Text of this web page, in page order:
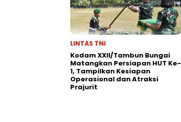
LINTAS TNI
Kodam XXII/Tambun Bungai
Matangkan Persiapan HUT Ke-
1, Tampilkan Kesiapan
Operasional dan Atraksi
Prajurit